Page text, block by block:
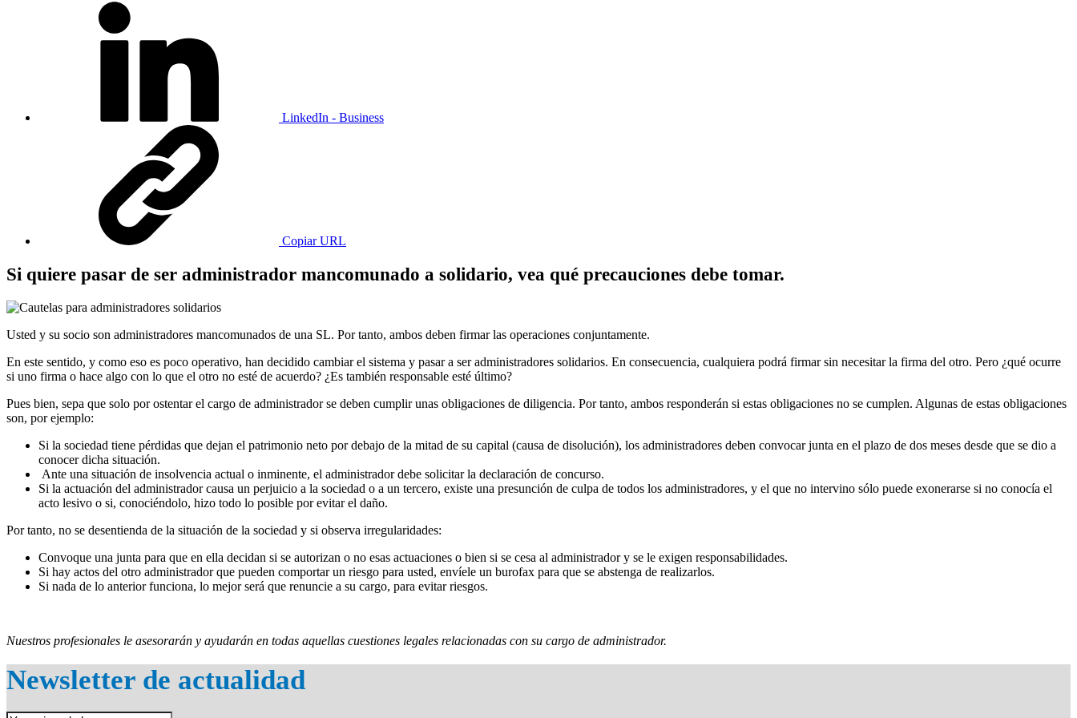
LinkedIn - Business
Copiar URL
Si quiere pasar de ser administrador mancomunado a solidario, vea qué precauciones debe tomar.
Usted y su socio son administradores mancomunados de una SL. Por tanto, ambos deben firmar las operaciones conjuntamente.
En este sentido, y como eso es poco operativo, han decidido cambiar el sistema y pasar a ser administradores solidarios. En consecuencia, cualquiera podrá firmar sin necesitar la firma del otro. Pero ¿qué ocurre
si uno firma o hace algo con lo que el otro no esté de acuerdo? ¿Es también responsable esté último?
Pues bien, sepa que solo por ostentar el cargo de administrador se deben cumplir unas obligaciones de diligencia. Por tanto, ambos responderán si estas obligaciones no se cumplen. Algunas de estas obligaciones
son, por ejemplo:
Si la sociedad tiene pérdidas que dejan el patrimonio neto por debajo de la mitad de su capital (causa de disolución), los administradores deben convocar junta en el plazo de dos meses desde que se dio a
conocer dicha situación.
Ante una situación de insolvencia actual o inminente, el administrador debe solicitar la declaración de concurso.
Si la actuación del administrador causa un perjuicio a la sociedad o a un tercero, existe una presunción de culpa de todos los administradores, y el que no intervino sólo puede exonerarse si no conocía el
acto lesivo o si, conociéndolo, hizo todo lo posible por evitar el daño.
Por tanto, no se desentienda de la situación de la sociedad y si observa irregularidades:
Convoque una junta para que en ella decidan si se autorizan o no esas actuaciones o bien si se cesa al administrador y se le exigen responsabilidades.
Si hay actos del otro administrador que pueden comportar un riesgo para usted, envíele un burofax para que se abstenga de realizarlos.
Si nada de lo anterior funciona, lo mejor será que renuncie a su cargo, para evitar riesgos.
Nuestros profesionales le asesorarán y ayudarán en todas aquellas cuestiones legales relacionadas con su cargo de administrador.
Newsletter de actualidad